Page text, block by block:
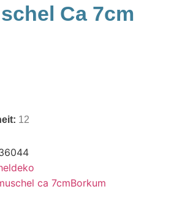
Ca 7cm
12
ca 7cmBorkum